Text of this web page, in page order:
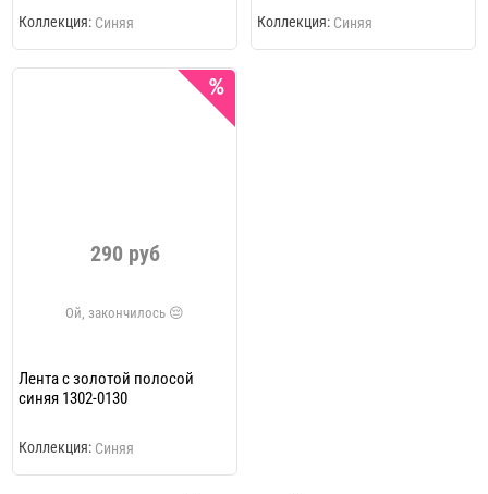
Коллекция: Синяя Коллекция: Синяя
290 руб
Лента с золотой полосой
синяя 1302-0130
Коллекция: Синяя